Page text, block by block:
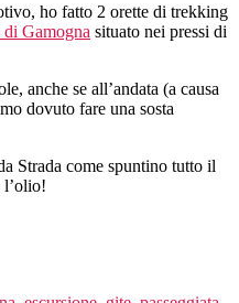
ho fatto 2 orette di trekking
di Gamogna situato nei pressi di
anche se all’andata (a causa
dovuto fare una sosta
Strada come spuntino tutto il
l’olio!